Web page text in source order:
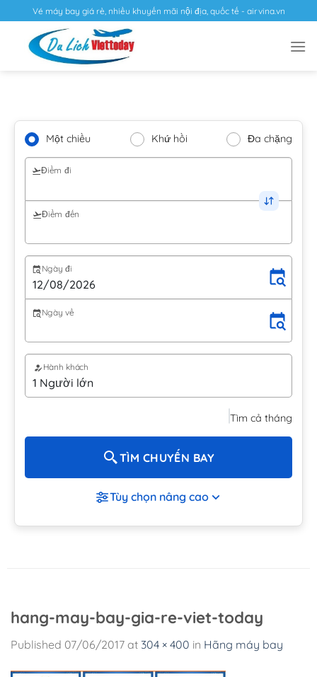
Vé máy bay giá rẻ, nhiều khuyến mãi nội địa, quốc tế - airvina.vn
Một chiều Khứ hồi Đa chặng
Điểm đi
Điểm đến
Ngày đi
Ngày về
Hành khách
Tìm cả tháng
TÌM CHUYẾN BAY
Tùy chọn nâng cao
hang-may-bay-gia-re-viet-today
Published 07/06/2017 at 304 × 400 in Hãng máy bay